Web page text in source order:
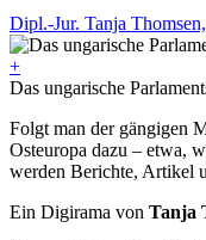
Dipl.-Jur. Tanja
+
Das ungarische
Folgt man der gängigen
Osteuropa dazu – etwa,
werden Berichte, Artikel
Ein Digirama von Tanja